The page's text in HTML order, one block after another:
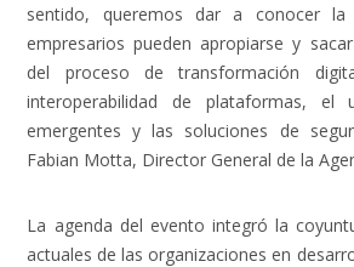
sentido, queremos dar a conocer
empresarios pueden apropiarse y
del proceso de transformación
interoperabilidad de plataformas, el
emergentes y las soluciones de
Fabian Motta, Director General de la
La agenda del evento integró la
actuales de las organizaciones en